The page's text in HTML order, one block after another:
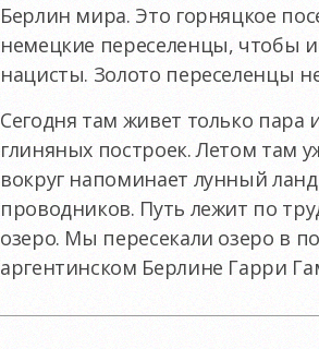
Берлин мира. Это горняцкое
немецкие переселенцы, чтобы
нацисты. Золото переселенцы
Сегодня там живет только пара
глиняных построек. Летом там
вокруг напоминает лунный
проводников. Путь лежит по
озеро. Мы пересекали озеро в
аргентинском Берлине Гарри